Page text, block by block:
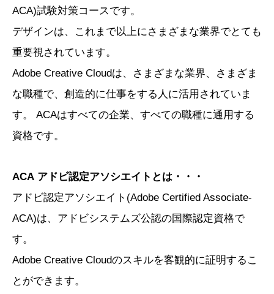
ACA)試験対策コースです。
デザインは、これまで以上にさまざまな業界でとても
重要視されています。
Adobe Creative Cloudは、さまざまな業界、さまざま
な職種で、創造的に仕事をする人に活用されていま
す。 ACAはすべての企業、すべての職種に通用する
資格です。
ACA アドビ認定アソシエイトとは・・・
アドビ認定アソシエイト(Adobe Certified Associate-
ACA)は、アドビシステムズ公認の国際認定資格で
す。
Adobe Creative Cloudのスキルを客観的に証明するこ
とができます。